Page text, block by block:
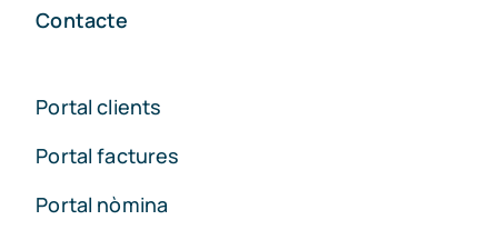
Contacte
Portal clients
Portal factures
Portal nòmina